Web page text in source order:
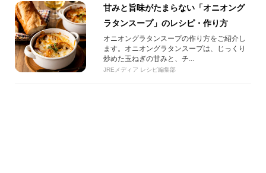
甘みと旨味がたまらない「オニオング
ラタンスープ」のレシピ・作り方
オニオングラタンスープの作り方をご紹介し
ます。オニオングラタンスープは、じっくり
炒めた玉ねぎの甘みと、チ...
JREメディア レシピ編集部